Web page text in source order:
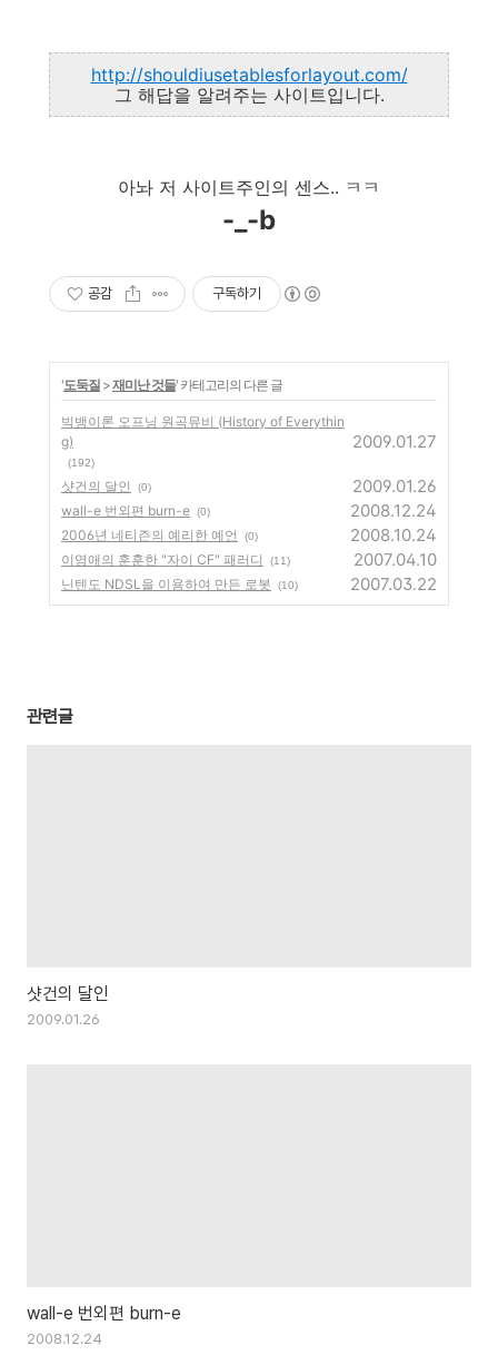
http://shouldiusetablesforlayout.com/
그 해답을 알려주는 사이트입니다.
아놔 저 사이트주인의 센스.. ㅋㅋ
-_-b
공감 구독하기
'도둑질 >재미난 것들' 카테고리의 다른 글
빅뱅이론 오프닝 원곡뮤비 (History of Everythin
g)
(192)
2009.01.27
샷건의 달인 (0) 2009.01.26
wall-e 번외편 burn-e (0) 2008.12.24
2006년 네티즌의 예리한 예언 (0) 2008.10.24
이영애의 훈훈한 "자이 CF" 패러디 (11) 2007.04.10
닌텐도 NDSL을 이용하여 만든 로봇 (10) 2007.03.22
관련글
샷건의 달인
2009.01.26
wall-e 번외편 burn-e
2008.12.24